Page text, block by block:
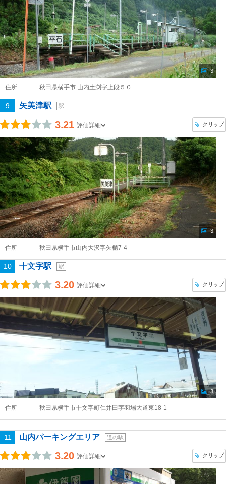
3
住所 秋田県横手市 山内土渕字上段５０
9 矢美津駅 駅
3.21 評価詳細 クリップ
3
住所 秋田県横手市山内大沢字矢櫃7-4
10 十文字駅 駅
3.20 評価詳細 クリップ
3
住所 秋田県横手市十文字町仁井田字羽場大道東18-1
11 山内パーキングエリア 道の駅
3.20 評価詳細 クリップ